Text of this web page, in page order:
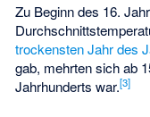
Zu Beginn des 16.
trockensten Jahr des
gab, mehrten sich ab
Jahrhunderts war.[3]